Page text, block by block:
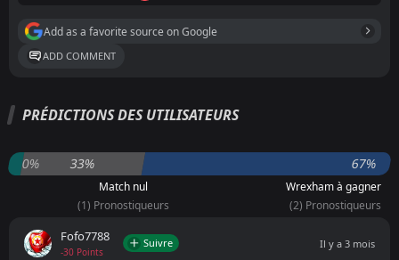
Add as a favorite source on Google
ADD COMMENT
PRÉDICTIONS DES UTILISATEURS
0% 33% 67%
Match nul
(1) Pronostiqueurs
Wrexham à gagner
(2) Pronostiqueurs
Fofo7788
-30 Points
Suivre Il y a 3 mois